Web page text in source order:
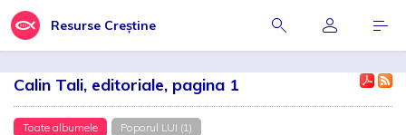
Resurse Creștine
Calin Tali, editoriale, pagina 1
Toate albumele Poporul LUI (1)